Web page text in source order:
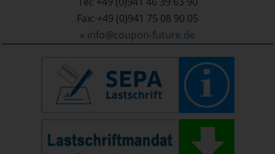
Fax: +49 (0)941 75 08 90 05
» info@coupon-future.de